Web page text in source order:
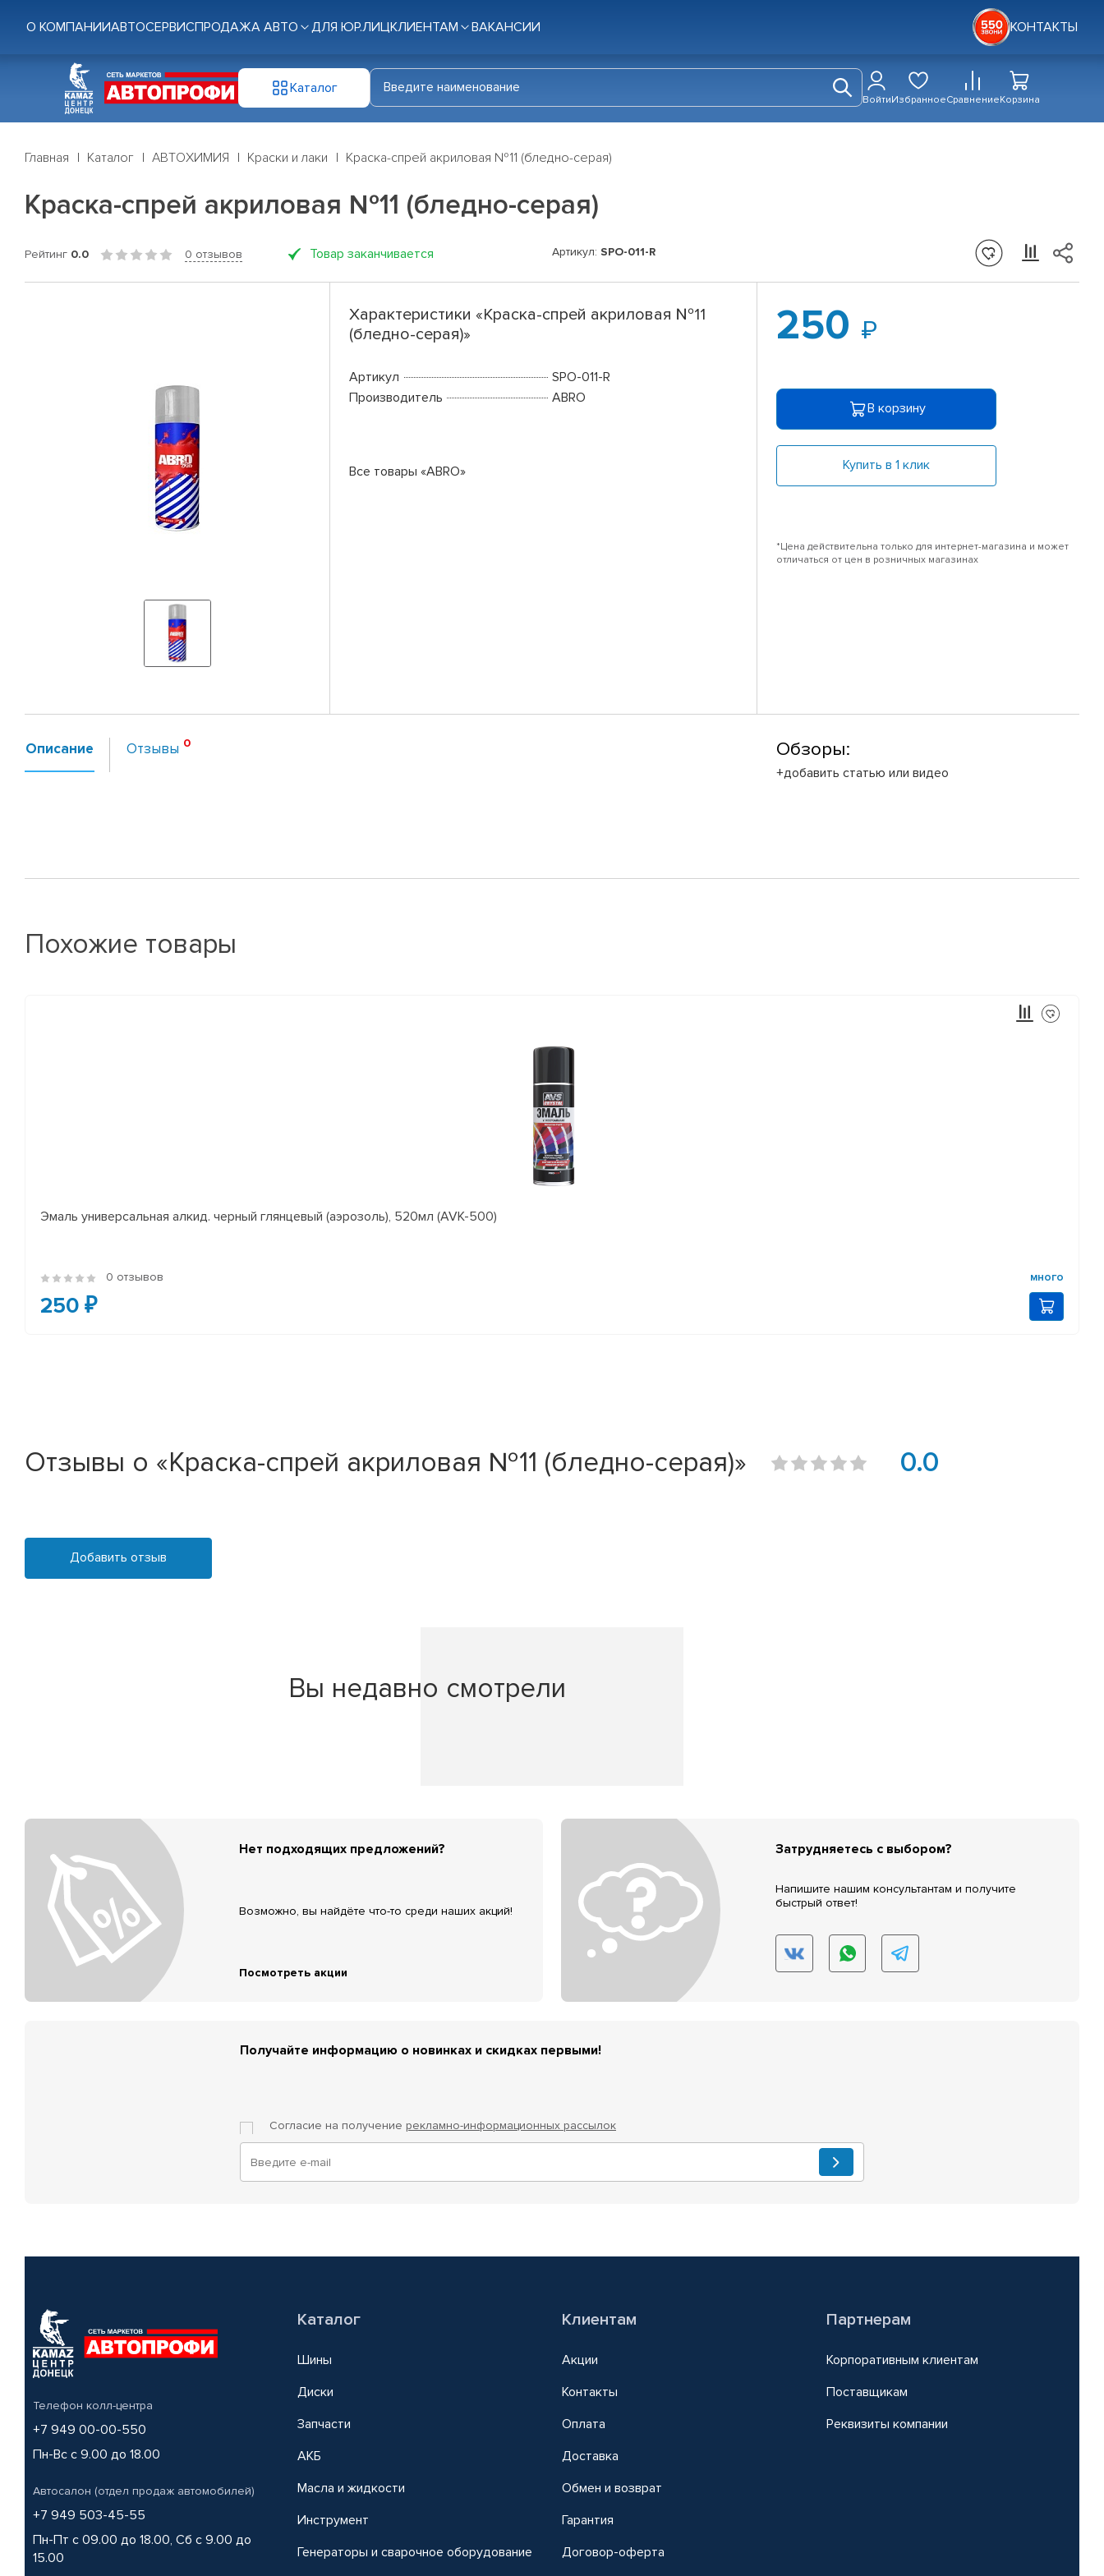
О КОМПАНИИАВТОСЕРВИСПРОДАЖА АВТО ДЛЯ ЮР.ЛИЦКЛИЕНТАМ ВАКАНСИИ КОНТАКТЫ
Каталог
ВойтиИзбранноеСравнениеКорзина
Главная Каталог АВТОХИМИЯ Краски и лаки Краска-спрей акриловая №11 (бледно-серая)
Краска-спрей акриловая №11 (бледно-серая)
Рейтинг 0.0 0 отзывов Товар заканчивается Артикул: SPO-011-R
Характеристики «Краска-спрей акриловая №11
(бледно-серая)»
Артикул
SPO-011-R
Производитель
ABRO
Все товары «ABRO»
250
В корзину
Купить в 1 клик
*Цена действительна только для интернет-магазина и может
отличаться от цен в розничных магазинах
Описание Отзывы Обзоры:
+добавить статью или видео
Похожие товары
Эмаль универсальная алкид. черный глянцевый (аэрозоль), 520мл (AVK-500)
0 отзывов много
250 ₽
Отзывы о «Краска-спрей акриловая №11 (бледно-серая)» 0.0
Добавить отзыв
Вы недавно смотрели
Нет подходящих предложений?
Возможно, вы найдёте что-то среди наших акций!
Посмотреть акции
Затрудняетесь с выбором?
Напишите нашим консультантам и получите
быстрый ответ!
Получайте информацию о новинках и скидках первыми!
Согласие на получение рекламно-информационных рассылок
Телефон колл-центра
+7 949 00-00-550
Пн-Вс с 9.00 до 18.00
Автосалон (отдел продаж автомобилей)
+7 949 503-45-55
Пн-Пт с 09.00 до 18.00, Сб с 9.00 до
15.00
Каталог
Шины
Диски
Запчасти
АКБ
Масла и жидкости
Инструмент
Генераторы и сварочное оборудование
Клиентам
Акции
Контакты
Оплата
Доставка
Обмен и возврат
Гарантия
Договор-оферта
Партнерам
Корпоративным клиентам
Поставщикам
Реквизиты компании